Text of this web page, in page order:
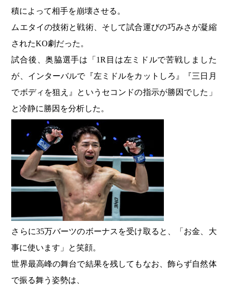
積によって相手を崩壊させる。
ムエタイの技術と戦術、そして試合運びの巧みさが凝縮
されたKO劇だった。
試合後、奥脇選手は「1R目は左ミドルで苦戦しました
が、インターバルで『左ミドルをカットしろ』『三日月
でボディを狙え』というセコンドの指示が勝因でした」
と冷静に勝因を分析した。
さらに35万バーツのボーナスを受け取ると、「お金、大
事に使います」と笑顔。
世界最高峰の舞台で結果を残してもなお、飾らず自然体
で振る舞う姿勢は、